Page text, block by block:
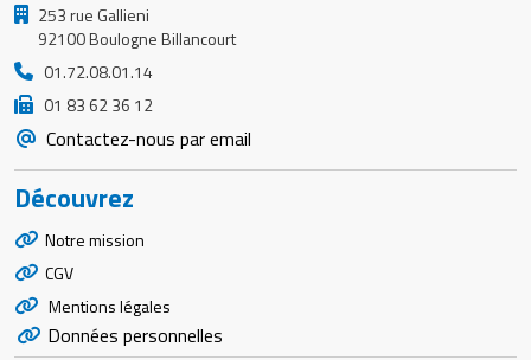
253 rue Gallieni
92100 Boulogne Billancourt
01.72.08.01.14
01 83 62 36 12
Contactez-nous par email
Découvrez
Notre mission
CGV
Mentions légales
Données personnelles